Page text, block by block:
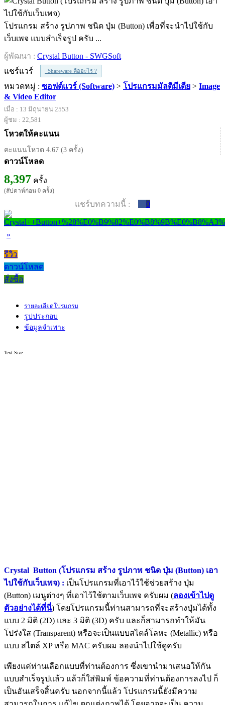
โปรแกรม สร้าง รูปภาพ ชนิด ปุ่ม (Button) เพื่อที่จะนำไปใช้กับ
เว็บเพจ แบบสำเร็จรูป ครับ ...
ผู้พัฒนา : Crystal Button - SWGSoft
แชร์แวร์
Shareware คืออะไร ?
หมวดหมู่ : ซอฟต์แวร์ (Software) > โปรแกรมมัลติมีเดีย > Image
& Video Editor
เมื่อ : 13 มิถุนายน 2553
ผู้ชม : 22,581
โหวตให้คะแนน
คะแนนโหวต 4.67 (3 ครั้ง)
ดาวน์โหลด
8,397 ครั้ง
(สัปดาห์ก่อน 0 ครั้ง)
แชร์บทความนี้ : 0
»
รีวิว
ดาวน์โหลด
สั่งซื้อ
รายละเอียดโปรแกรม
รูปประกอบ
ข้อมูลจำเพาะ
Text Size
Crystal Button (โปรแกรม สร้าง รูปภาพ ชนิด ปุ่ม (Button) เอา
ไปใช้กับเว็บเพจ) : เป็นโปรแกรมที่เอาไว้ใช้ช่วยสร้าง ปุ่ม
(Button) เมนูต่างๆ ที่เอาไว้ใช้ตามเว็บเพจ ครับผม (ลองเข้าไปดู
ตัวอย่างได้ที่นี่) โดยโปรแกรมนี้ท่านสามารถที่จะสร้างปุ่มได้ทั้ง
แบบ 2 มิติ (2D) และ 3 มิติ (3D) ครับ และก็สามารถทำให้มัน
โปร่งใส (Transparent) หรือจะเป็นแบบสไตล์โลหะ (Metallic) หรือ
แบบ สไตล์ XP หรือ MAC ครับผม ลองนำไปใช้ดูครับ
เพียงแค่ท่านเลือกแบบที่ท่านต้องการ ซึ่งเขานำมาเสนอให้กัน
แบบสำเร็จรูปแล้ว แล้วก็ใส่พิมพ์ ข้อความที่ท่านต้องการลงไป ก็
เป็นอันเสร็จสิ้นครับ นอกจากนี้แล้ว โปรแกรมนี้ยังมีความ